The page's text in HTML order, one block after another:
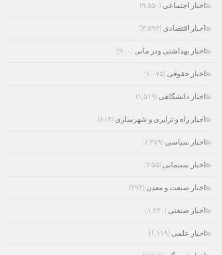
اخبار اجتماعی (۹,۵۵۰)
اخبار اقتصادی (۳,۵۹۳)
اخبار بهداشتی ودر مانی (۹۰۰)
اخبار حقوقی (۶,۰۷۵)
اخبار دانشگاهی (۱,۵۱۹)
اخبار راه و ترابری و شهرسازی (۸۱۳)
اخبار سیاسی (۶,۳۸۹)
اخبار سینمایی (۲۵۵)
اخبار صنعت و معدن (۴۹۴)
اخبار صنعتی (۱,۲۳۰)
اخبار علمی (۱,۱۱۹)